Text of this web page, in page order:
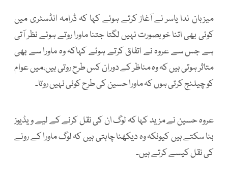
میزبان ندا یاسر نے آغاز کرتے ہوئے کہا کہ ڈرامہ انڈسٹری میں
کوئی بھی اتنا خوبصورت نہیں لگتا جتنا ماورا روتے ہوئے نظر آتی
ہے جس سے عروہ نے اتفاق کرتے ہوئے کہاکہ وہ ماورا سے بھی
متاثر ہوتی ہیں کہ وہ مناظر کے دوران کس طرح روتی ہیں،میں عوام
کو چیلنج کرتی ہوں کہ ماورا حسین کی طرح کوئی نہیں روتا۔
عروہ حسین نے مزید کہا کہ لوگ ان کی نقل کرنے کے لیے ویڈیوز
بنا سکتے ہیں کیونکہ وہ دیکھنا چاہتی ہیں کہ لوگ ماورا کے رونے
کی نقل کیسے کرتے ہیں۔